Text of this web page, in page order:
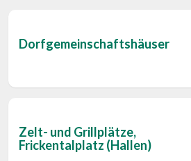
Dorfgemeinschaftshäuser
Zelt- und Grillplätze,
Frickentalplatz (Hallen)